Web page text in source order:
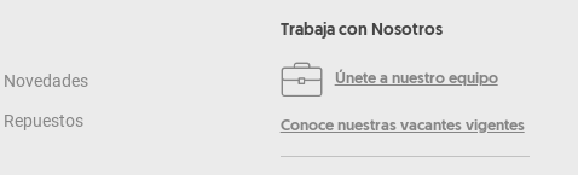
Novedades
Repuestos
Trabaja con Nosotros
Únete a nuestro equipo
Conoce nuestras vacantes vigentes